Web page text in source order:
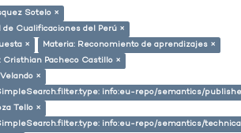
Sotelo ×
de Cualificaciones del Perú ×
×
Materia: Reconomiento de aprendizajes ×
Cristhian Pacheco Castillo ×
×
info:eu-repo/semantics/
Tello ×
info:eu-repo/semantics/